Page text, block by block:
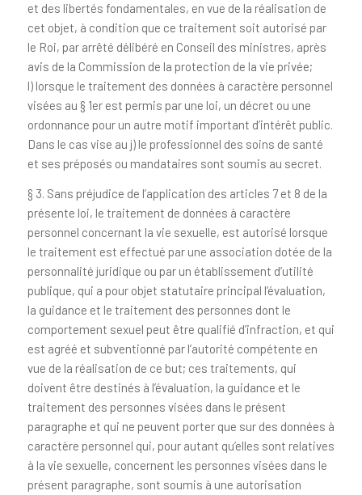
et des libertés fondamentales, en vue de la réalisation de
cet objet, à condition que ce traitement soit autorisé par
le Roi, par arrêté délibéré en Conseil des ministres, après
avis de la Commission de la protection de la vie privée;
l) lorsque le traitement des données à caractère personnel
visées au § 1er est permis par une loi, un décret ou une
ordonnance pour un autre motif important d’intérêt public.
Dans le cas vise au j) le professionnel des soins de santé
et ses préposés ou mandataires sont soumis au secret.
§ 3. Sans préjudice de l’application des articles 7 et 8 de la
présente loi, le traitement de données à caractère
personnel concernant la vie sexuelle, est autorisé lorsque
le traitement est effectué par une association dotée de la
personnalité juridique ou par un établissement d’utilité
publique, qui a pour objet statutaire principal l’évaluation,
la guidance et le traitement des personnes dont le
comportement sexuel peut être qualifié d’infraction, et qui
est agréé et subventionné par l’autorité compétente en
vue de la réalisation de ce but; ces traitements, qui
doivent être destinés à l’évaluation, la guidance et le
traitement des personnes visées dans le présent
paragraphe et qui ne peuvent porter que sur des données à
caractère personnel qui, pour autant qu’elles sont relatives
à la vie sexuelle, concernent les personnes visées dans le
présent paragraphe, sont soumis à une autorisation